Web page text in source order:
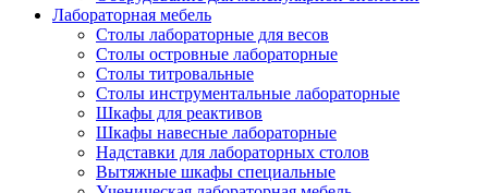
Лабораторная мебель
Столы лабораторные для весов
Столы островные лабораторные
Столы титровальные
Столы инструментальные лабораторные
Шкафы для реактивов
Шкафы навесные лабораторные
Надставки для лабораторных столов
Вытяжные шкафы специальные